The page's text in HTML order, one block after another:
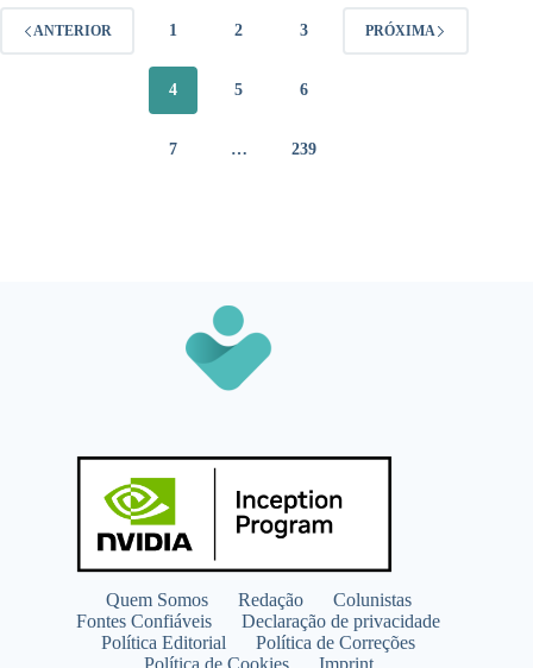
ANTERIOR 1 2 3
4 5 6
7 … 239
PRÓXIMA
Quem Somos Redação
Colunistas
Fontes Confiáveis
Declaração de privacidade
Política Editorial
Política de Correções
Política de Cookies
Imprint